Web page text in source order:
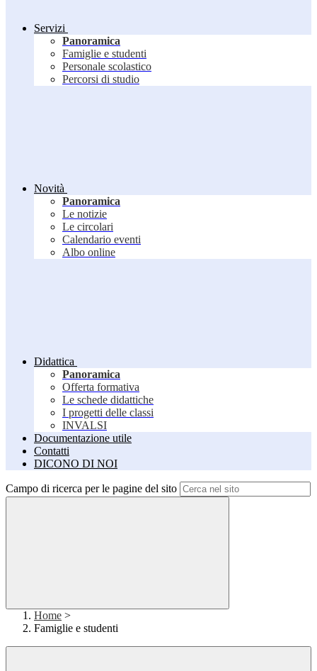
Servizi
Panoramica
Famiglie e studenti
Personale scolastico
Percorsi di studio
Novità
Panoramica
Le notizie
Le circolari
Calendario eventi
Albo online
Didattica
Panoramica
Offerta formativa
Le schede didattiche
I progetti delle classi
INVALSI
Documentazione utile
Contatti
DICONO DI NOI
Campo di ricerca per le pagine del sito
Home >
Famiglie e studenti